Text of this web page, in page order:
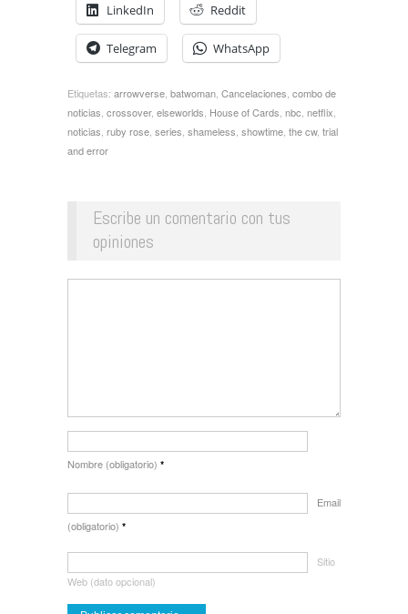
LinkedIn Reddit
Telegram WhatsApp
Etiquetas: arrowverse batwoman Cancelaciones combo de
noticias crossover, elseworlds House of Cards nbc netflix
noticias ruby rose series shameless showtime the cw, trial
and error
Escribe un comentario con tus
opiniones
Nombre (obligatorio) *
Email
(obligatorio) *
Sitio
Web (dato opcional)